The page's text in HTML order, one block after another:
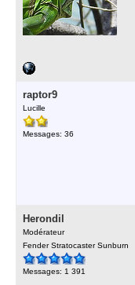
raptor9
Lucille
Messages: 36
Herondil
Modérateur
Fender Stratocaster Sunburn
Messages: 1 391